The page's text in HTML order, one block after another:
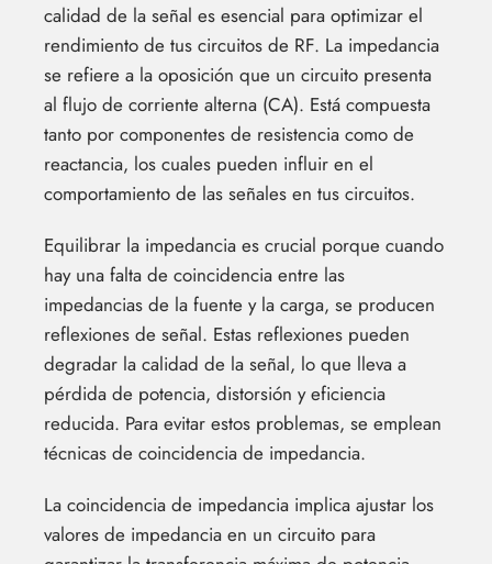
calidad de la señal es esencial para optimizar el
rendimiento de tus circuitos de RF. La impedancia
se refiere a la oposición que un circuito presenta
al flujo de corriente alterna (CA). Está compuesta
tanto por componentes de resistencia como de
reactancia, los cuales pueden influir en el
comportamiento de las señales en tus circuitos.
Equilibrar la impedancia es crucial porque cuando
hay una falta de coincidencia entre las
impedancias de la fuente y la carga, se producen
reflexiones de señal. Estas reflexiones pueden
degradar la calidad de la señal, lo que lleva a
pérdida de potencia, distorsión y eficiencia
reducida. Para evitar estos problemas, se emplean
técnicas de coincidencia de impedancia.
La coincidencia de impedancia implica ajustar los
valores de impedancia en un circuito para